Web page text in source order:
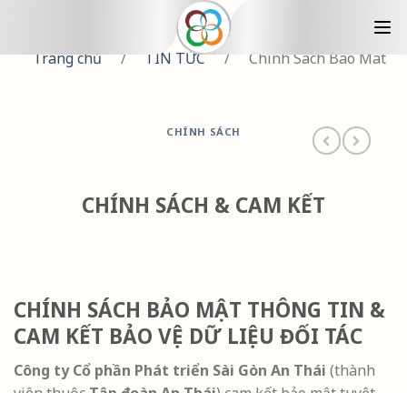
Trang chủ / TIN TỨC / Chinh Sach Bao Mat
CHÍNH SÁCH
CHÍNH SÁCH & CAM KẾT
CHÍNH SÁCH BẢO MẬT THÔNG TIN &
CAM KẾT BẢO VỆ DỮ LIỆU ĐỐI TÁC
Công ty Cổ phần Phát triển Sài Gòn An Thái (thành